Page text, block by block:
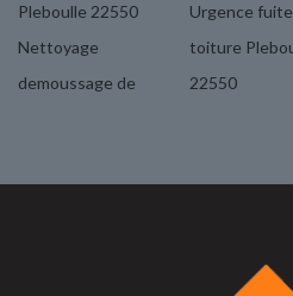
Pleboulle 22550
Nettoyage
demoussage de
Urgence
toiture
22550